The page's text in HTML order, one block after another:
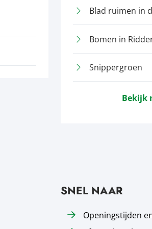
Blad ruimen in
Bomen in
Snippergroen
Bekijk
SNEL NAAR
Openingstijden